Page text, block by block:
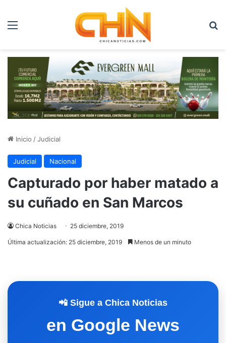
Menú
Inicio /Judicial
Judicial Nacional
Capturado por haber matado a
su cuñado en San Marcos
Chica Noticias 25 diciembre, 2019
Última actualización: 25 diciembre, 2019 Menos de un minuto
📲 Sigue a Chica Noticias
en Google News